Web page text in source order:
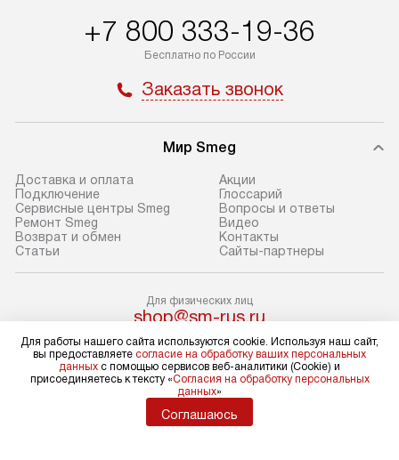
доставляем заказ до офиса
транспортной компании в Москве.
доставки у менеджера при
В день, согласованный с вами,
упакованный товар до подъезда.
Если вам необходимо доставить
покупку до двери вашей квартиры
или места установки, пожалуйста,
с менеджером. За эту услугу будет
взиматься дополнительная плата.
Обратите внимание на размеры
товара: например, если габариты
холодильника не позволяют
пронести его через дверной проем,
сотрудники транспортной службы
определяется в
в себя снятие
отдельных
запуск и
по
монтаж не
+7 800 333-19-36
Бесплатно по России
Заказать звонок
Мир Smeg
Доставка и оплата
Подключение
Сервисные центры Smeg
Ремонт Smeg
Возврат и обмен
Статьи
Акции
Глоссарий
Вопросы и ответы
Видео
Контакты
Сайты-партнеры
Для физических лиц
shop@sm-rus.ru
business@kvalitet.company
НАПИСАТЬ РУКОВОДСТВУ
Для работы нашего сайта используются cookie. Используя наш сайт,
вы предоставляете согласие на обработку ваших персональных
данных с помощью сервисов веб-аналитики (Cookie) и
присоединяетесь к тексту «Согласия на обработку персональных
данных»
Соглашаюсь